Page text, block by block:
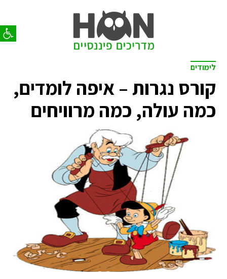
פתח
לימודים
קורס נגרות – איפה לומדים,
כמה עולה, כמה מרוויחים